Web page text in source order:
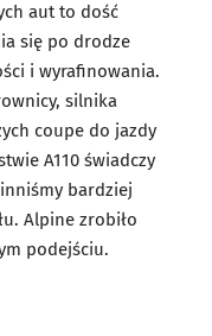
aut to dość
się po drodze
i wyrafinowania.
silnika
coupe do jazdy
A110 świadczy
bardziej
Alpine zrobiło
podejściu.